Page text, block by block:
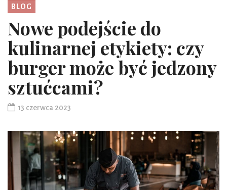
BLOG
Nowe podejście do
kulinarnej etykiety: czy
burger może być jedzony
sztućcami?
13 czerwca 2023